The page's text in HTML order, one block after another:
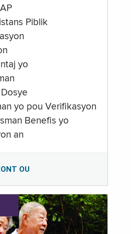
Piblik
yo
yo pou Verifikasyon
Benefis yo
an
OU